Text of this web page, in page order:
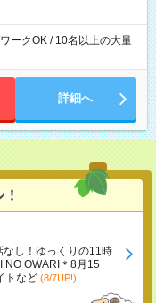
ークOK / 10名以上の大量
詳細へ
なし！ゆっくりの11時
NO OWARI＊8月15
トなど (8/7UP!)